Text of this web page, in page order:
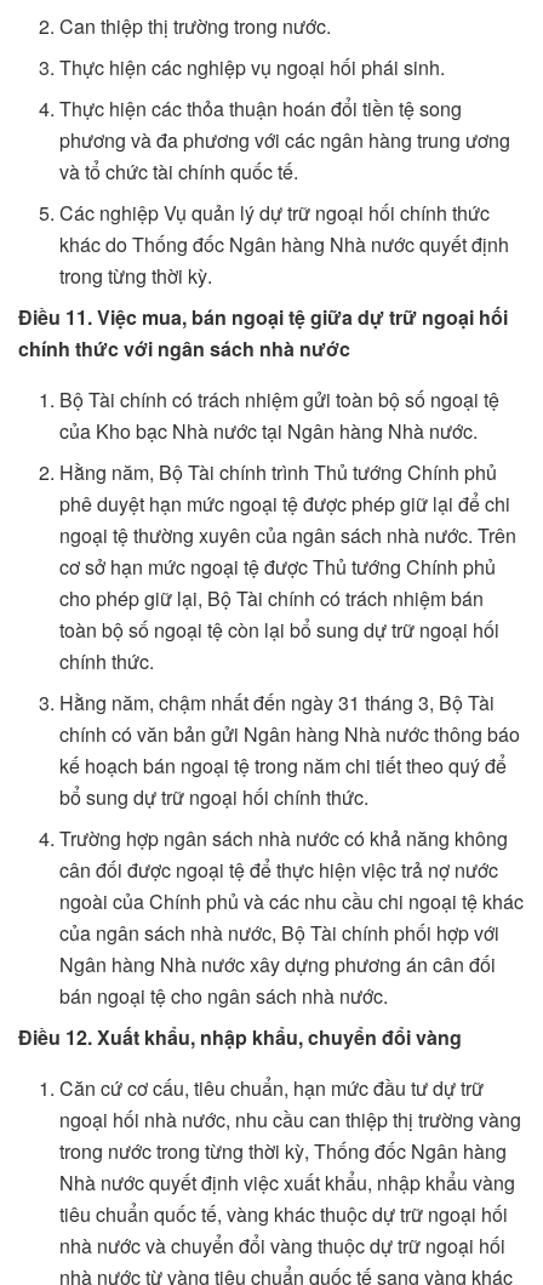
Can thiệp thị trường trong nước.
Thực hiện các nghiệp vụ ngoại hối phái sinh.
Thực hiện các thỏa thuận hoán đổi tiền tệ song
phương và đa phương với các ngân hàng trung ương
và tổ chức tài chính quốc tế.
Các nghiệp Vụ quản lý dự trữ ngoại hối chính thức
khác do Thống đốc Ngân hàng Nhà nước quyết định
trong từng thời kỳ.
Điều 11. Việc mua, bán ngoại tệ giữa dự trữ ngoại hối
chính thức với ngân sách nhà nước
Bộ Tài chính có trách nhiệm gửi toàn bộ số ngoại tệ
của Kho bạc Nhà nước tại Ngân hàng Nhà nước.
Hằng năm, Bộ Tài chính trình Thủ tướng Chính phủ
phê duyệt hạn mức ngoại tệ được phép giữ lại để chi
ngoại tệ thường xuyên của ngân sách nhà nước. Trên
cơ sở hạn mức ngoại tệ được Thủ tướng Chính phủ
cho phép giữ lại, Bộ Tài chính có trách nhiệm bán
toàn bộ số ngoại tệ còn lại bổ sung dự trữ ngoại hối
chính thức.
Hằng năm, chậm nhất đến ngày 31 tháng 3, Bộ Tài
chính có văn bản gửi Ngân hàng Nhà nước thông báo
kế hoạch bán ngoại tệ trong năm chi tiết theo quý để
bổ sung dự trữ ngoại hối chính thức.
Trường hợp ngân sách nhà nước có khả năng không
cân đối được ngoại tệ để thực hiện việc trả nợ nước
ngoài của Chính phủ và các nhu cầu chi ngoại tệ khác
của ngân sách nhà nước, Bộ Tài chính phối hợp với
Ngân hàng Nhà nước xây dựng phương án cân đối
bán ngoại tệ cho ngân sách nhà nước.
Điều 12. Xuất khẩu, nhập khẩu, chuyển đổi vàng
Căn cứ cơ cấu, tiêu chuẩn, hạn mức đầu tư dự trữ
ngoại hối nhà nước, nhu cầu can thiệp thị trường vàng
trong nước trong từng thời kỳ, Thống đốc Ngân hàng
Nhà nước quyết định việc xuất khẩu, nhập khẩu vàng
tiêu chuẩn quốc tế, vàng khác thuộc dự trữ ngoại hối
nhà nước và chuyển đổi vàng thuộc dự trữ ngoại hối
nhà nước từ vàng tiêu chuẩn quốc tế sang vàng khác